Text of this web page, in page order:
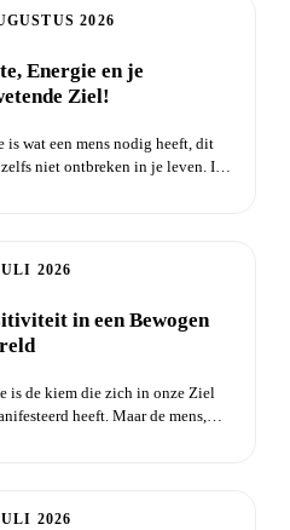
2026
Energie en je
Ziel!
is wat een mens nodig heeft, dit
niet ontbreken in je leven. In
2026
in een Bewogen
is de kiem die zich in onze Ziel
heeft. Maar de mens,
2026